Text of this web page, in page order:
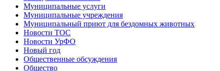
Муниципальные услуги
Муниципальные учреждения
Муниципальный приют для бездомных животных
Новости ТОС
Новости УрФО
Новый год
Общественные обсуждения
Общество